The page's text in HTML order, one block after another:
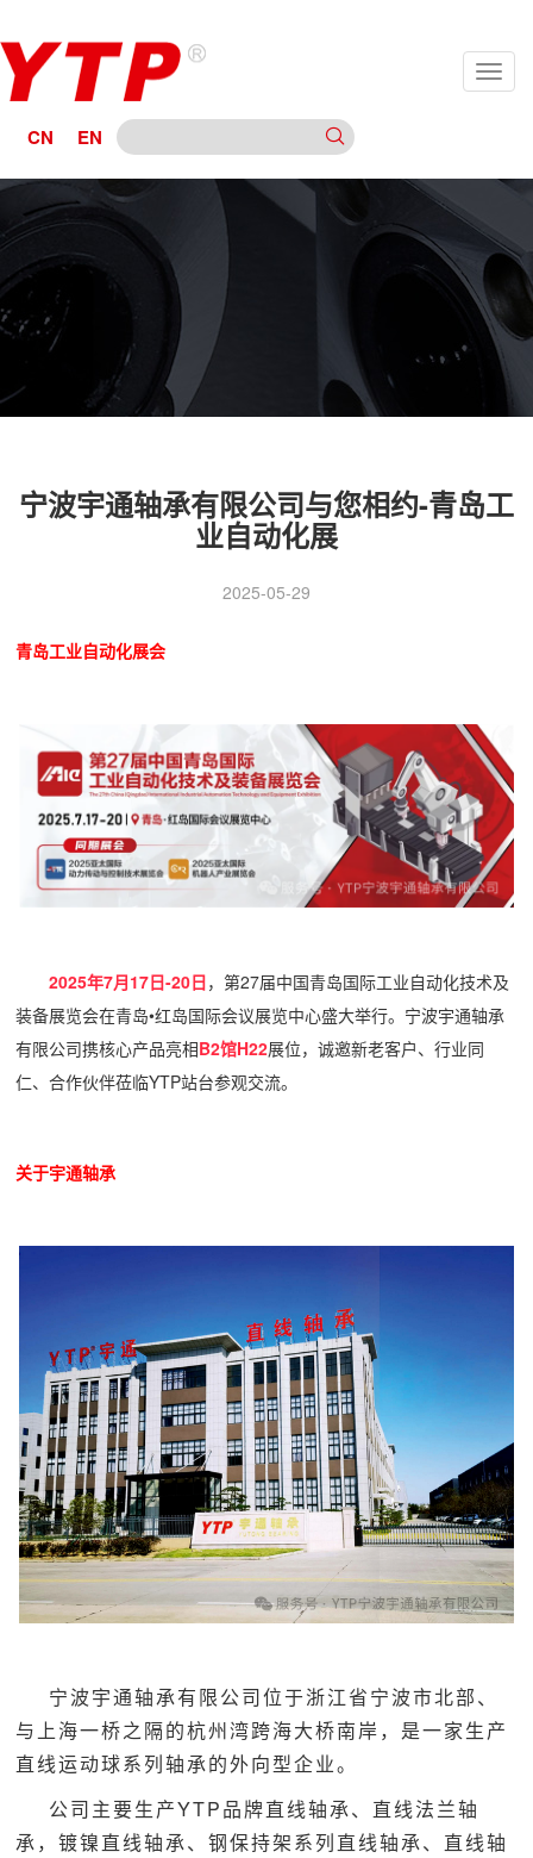
CN EN
宁波宇通轴承有限公司与您相约-青岛工
业自动化展
2025-05-29
青岛工业自动化展会
2025年7月17日-20日，第27届中国青岛国际工业自动化技术及
装备展览会在青岛•红岛国际会议展览中心盛大举行。宁波宇通轴承
有限公司携核心产品亮相B2馆H22展位，诚邀新老客户、行业同
仁、合作伙伴莅临YTP站台参观交流。
关于宇通轴承
宁波宇通轴承有限公司位于浙江省宁波市北部、
与上海一桥之隔的杭州湾跨海大桥南岸，是一家生产
直线运动球系列轴承的外向型企业。
公司主要生产YTP品牌直线轴承、直线法兰轴
承，镀镍直线轴承、钢保持架系列直线轴承、直线轴